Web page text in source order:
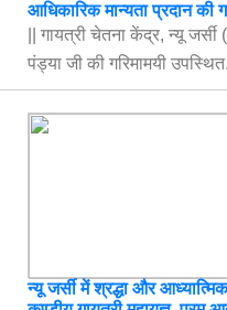
आधिकारिक मान्यता प्रदान की
|| गायत्री चेतना केंद्र, न्यू
पंड्या जी की गरिमामयी
न्यू जर्सी में श्रद्धा और